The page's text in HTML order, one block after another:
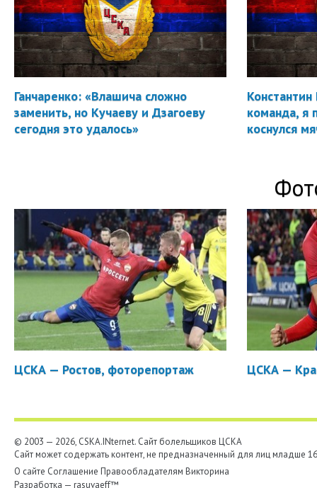
Ганчаренко: «Влашича сложно
заменить, но Кучаеву и Дзагоеву
сегодня это удалось»
Константин
команда, я
коснулся
ЦСКА — Ростов, фоторепортаж ЦСКА —
© 2003 — 2026, CSKA.INternet. Cайт болельщиков ЦСКА
Сайт может содержать контент, не предназначенный для лиц младше
О сайте Соглашение Правообладателям Викторина
Разработка — rasuvaeff™